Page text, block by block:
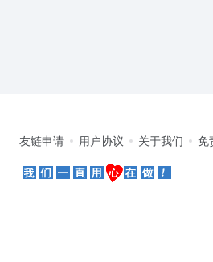
友链申请 用户协议 关于我们 免